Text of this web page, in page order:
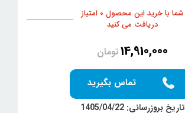
شما با خرید این محصول 0 امتیاز
دریافت می کنید
14,910,000تومان
تماس بگیرید
تاریخ بروزرسانی: 1405/04/22